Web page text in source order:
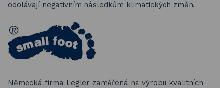
odolávají negativním následkům klimatických změn.
Německá firma Legler zaměřená na výrobu kvalitních